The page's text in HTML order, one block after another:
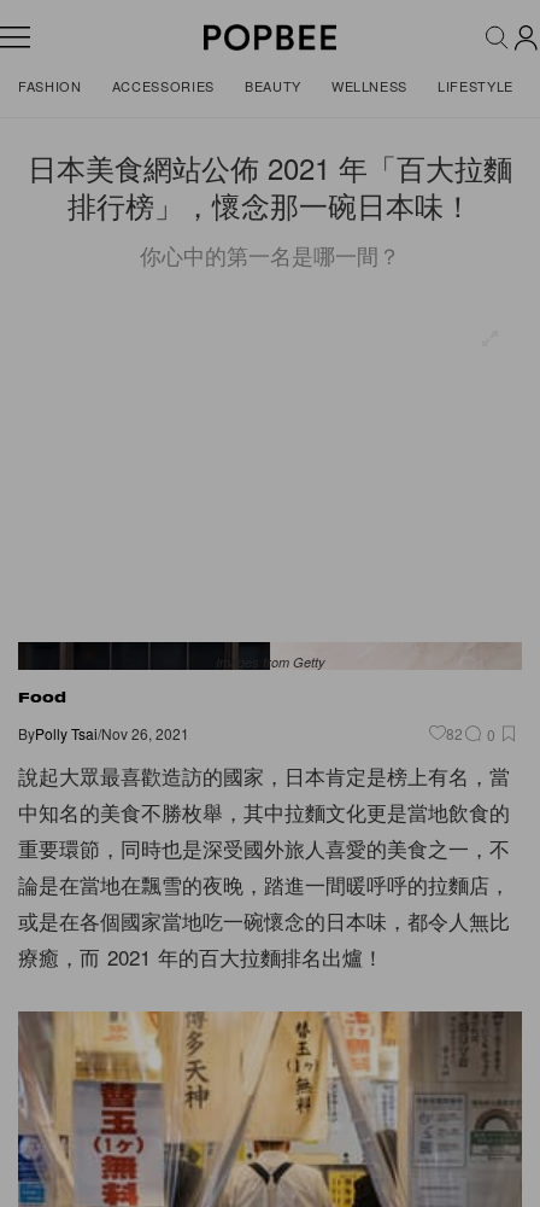
FASHION ACCESSORIES BEAUTY WELLNESS LIFESTYLE
日本美食網站公佈 2021 年「百大拉麵
排行榜」，懷念那一碗日本味！
你心中的第一名是哪一間？
Images from Getty
Food
ByPolly Tsai/Nov 26, 2021 82 0
說起大眾最喜歡造訪的國家，日本肯定是榜上有名，當
中知名的美食不勝枚舉，其中拉麵文化更是當地飲食的
重要環節，同時也是深受國外旅人喜愛的美食之一，不
論是在當地在飄雪的夜晚，踏進一間暖呼呼的拉麵店，
或是在各個國家當地吃一碗懷念的日本味，都令人無比
療癒，而 2021 年的百大拉麵排名出爐！